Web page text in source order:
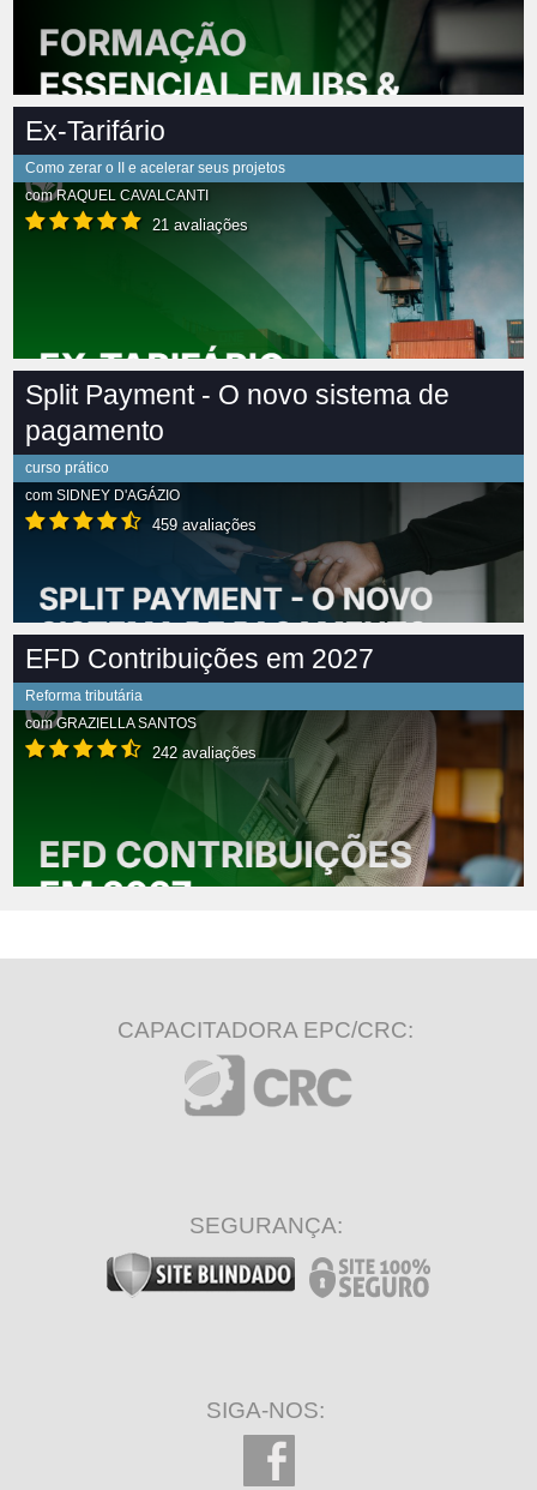
Ex-Tarifário
Como zerar o II e acelerar seus projetos
comRAQUEL CAVALCANTI
21 avaliações
Split Payment - O novo sistema de
pagamento
curso prático
com SIDNEY D'AGÁZIO
459 avaliações
EFD Contribuições em 2027
Reforma tributária
comGRAZIELLA SANTOS
242 avaliações
CAPACITADORA EPC/CRC:
SEGURANÇA:
SIGA-NOS: